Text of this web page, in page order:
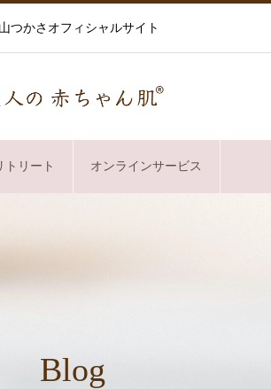
つかさオフィシャルサイト
トリート オンラインサービス
Blog